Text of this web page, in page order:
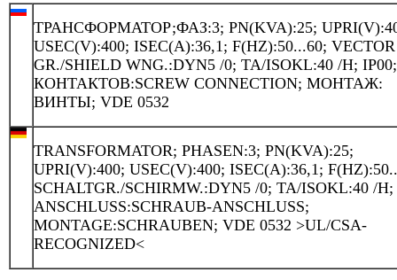
ТРАНСФОРМАТОР;ФАЗ:3; PN(KVA):25;
USEC(V):400; ISEC(A):36,1; F(HZ):50...60; VECTOR
GR./SHIELD WNG.:DYN5 /0; TA/ISOKL:40 /H;
КОНТАКТОВ:SCREW CONNECTION; МОНТАЖ:
ВИНТЫ; VDE 0532
TRANSFORMATOR; PHASEN:3; PN(KVA):25;
UPRI(V):400; USEC(V):400; ISEC(A):36,1;
SCHALTGR./SCHIRMW.:DYN5 /0; TA/ISOKL:40 /H;
ANSCHLUSS:SCHRAUB-ANSCHLUSS;
MONTAGE:SCHRAUBEN; VDE 0532 >UL/CSA-
RECOGNIZED<